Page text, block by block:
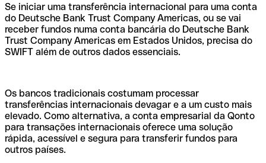
Se iniciar uma transferência internacional para uma conta
do Deutsche Bank Trust Company Americas, ou se vai
receber fundos numa conta bancária do Deutsche Bank
Trust Company Americas em Estados Unidos, precisa do
SWIFT além de outros dados essenciais.
Os bancos tradicionais costumam processar
transferências internacionais devagar e a um custo mais
elevado. Como alternativa, a conta empresarial da Qonto
para transações internacionais oferece uma solução
rápida, acessível e segura para transferir fundos para
outros países.